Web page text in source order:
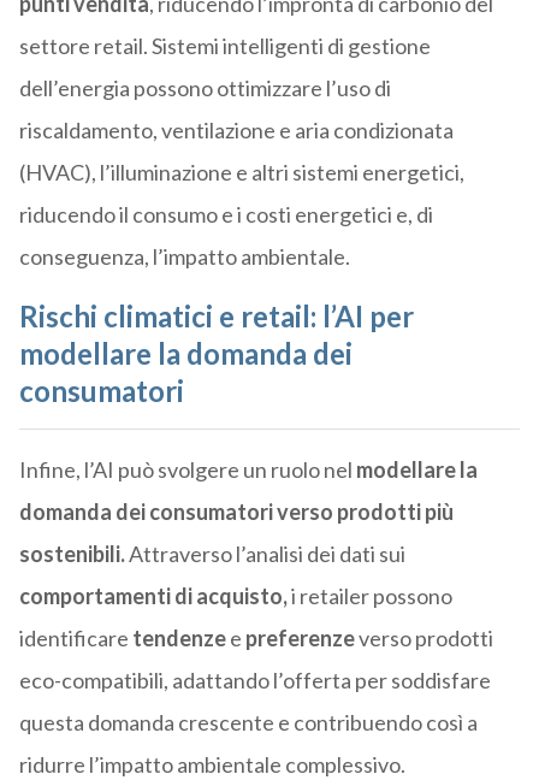
settore retail. Sistemi intelligenti di gestione
dell’energia possono ottimizzare l’uso di
riscaldamento, ventilazione e aria condizionata
(HVAC), l’illuminazione e altri sistemi energetici,
riducendo il consumo e i costi energetici e, di
conseguenza, l’impatto ambientale.
Rischi climatici e retail: l’AI per
modellare la domanda dei
consumatori
Infine, l’AI può svolgere un ruolo nel modellare la
domanda dei consumatori verso prodotti più
sostenibili.Attraverso l’analisi dei dati sui
comportamenti di acquisto,i retailer possono
identificare tendenzee preferenzeverso prodotti
eco-compatibili, adattando l’offerta per soddisfare
questa domanda crescente e contribuendo così a
ridurre l’impatto ambientale complessivo.